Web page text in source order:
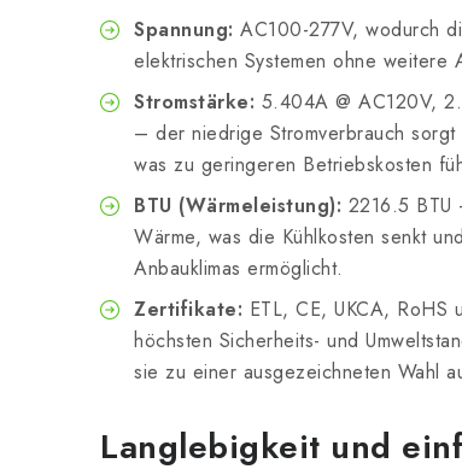
Spannung: AC100-277V, wodurch
elektrischen Systemen ohne weitere
Stromstärke: 5.404A @ AC120V,
– der niedrige Stromverbrauch
was zu geringeren Betriebskosten
BTU (Wärmeleistung): 2216.5
Wärme, was die Kühlkosten senkt
Anbauklimas ermöglicht.
Zertifikate: ETL, CE, UKCA, RoHS
höchsten Sicherheits- und
sie zu einer ausgezeichneten Wahl
Langlebigkeit und